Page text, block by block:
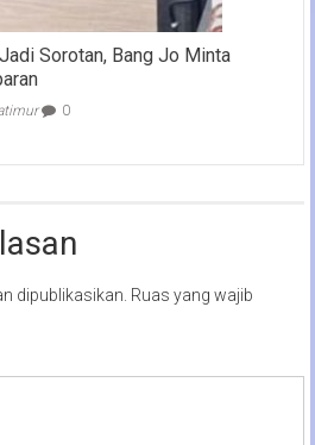
Sorotan, Bang Jo Minta
0
dipublikasikan. Ruas yang wajib